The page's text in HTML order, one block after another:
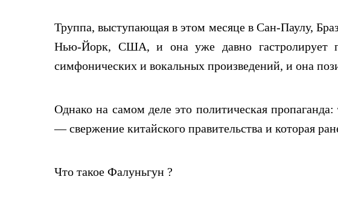
Труппа, выступающая в этом месяце в Сан-Паулу,
Нью-Йорк, США, и она уже давно гастролирует
симфонических и вокальных произведений, и она
Однако на самом деле это политическая
— свержение китайского правительства и которая
Что такое Фалуньгун ?